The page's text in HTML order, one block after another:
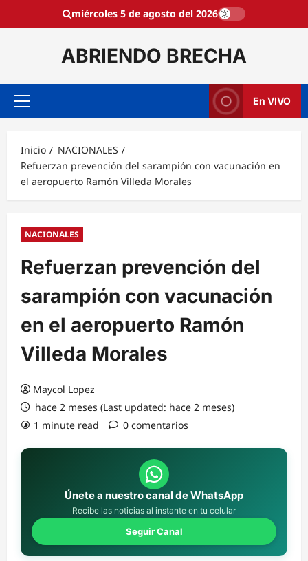
miércoles 5 de agosto del 2026
ABRIENDO BRECHA
Menú
En VIVO
Inicio
NACIONALES
Refuerzan prevención del sarampión con vacunación en
el aeropuerto Ramón Villeda Morales
NACIONALES
Refuerzan prevención del
sarampión con vacunación
en el aeropuerto Ramón
Villeda Morales
Maycol Lopez
hace 2 meses (Last updated: hace 2 meses)
1 minute read
0 comentarios
Únete a nuestro canal de WhatsApp
Recibe las noticias al instante en tu celular
Seguir Canal